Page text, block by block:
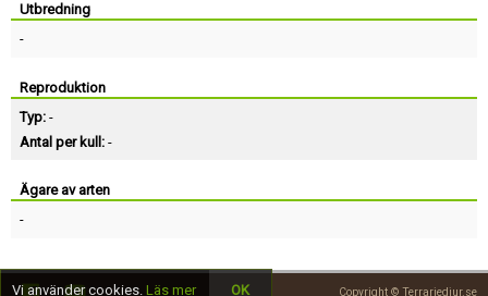
Utbredning
-
Reproduktion
Typ: -
Antal per kull: -
Ägare av arten
-
Copyright © Terrariedjur.se
Vi använder cookies. Läs mer OK